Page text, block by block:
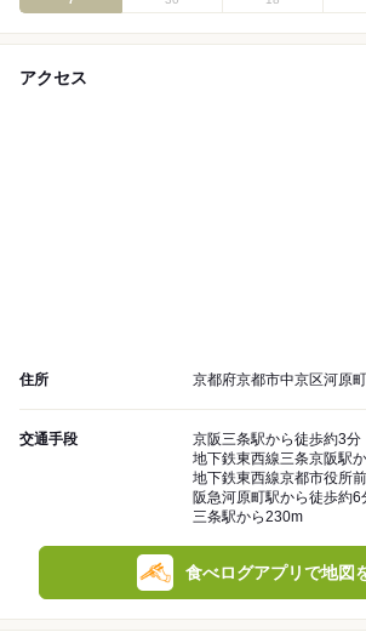
アクセス
住所 京都府京都市中京区河原
交通手段
京阪三条駅から徒歩約3分
地下鉄東西線三条京阪駅
地下鉄東西線京都市役所
阪急河原町駅から徒歩約6
三条駅から230m
食べログアプリで地図